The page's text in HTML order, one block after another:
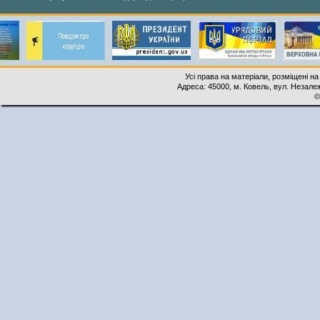
Усі права на матеріали, розміщені
Адреса: 45000, м. Ковель, вул.